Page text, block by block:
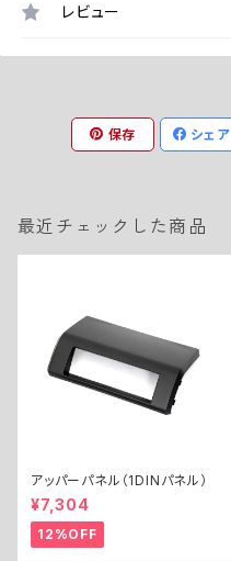
レビュー
保存 シェア
最近チェックした商品
アッパーパネル（1DINパネル）
¥7,304
12%OFF